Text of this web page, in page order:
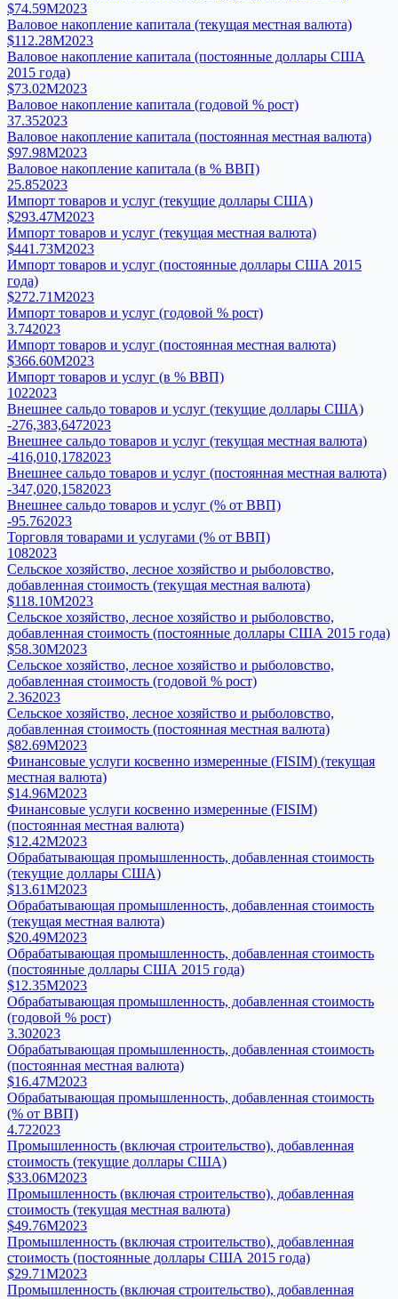
$74.59M2023
Валовое накопление капитала (текущая местная валюта)
$112.28M2023
Валовое накопление капитала (постоянные доллары США
2015 года)
$73.02M2023
Валовое накопление капитала (годовой % рост)
37.352023
Валовое накопление капитала (постоянная местная валюта)
$97.98M2023
Валовое накопление капитала (в % ВВП)
25.852023
Импорт товаров и услуг (текущие доллары США)
$293.47M2023
Импорт товаров и услуг (текущая местная валюта)
$441.73M2023
Импорт товаров и услуг (постоянные доллары США 2015
года)
$272.71M2023
Импорт товаров и услуг (годовой % рост)
3.742023
Импорт товаров и услуг (постоянная местная валюта)
$366.60M2023
Импорт товаров и услуг (в % ВВП)
1022023
Внешнее сальдо товаров и услуг (текущие доллары США)
-276,383,6472023
Внешнее сальдо товаров и услуг (текущая местная валюта)
-416,010,1782023
Внешнее сальдо товаров и услуг (постоянная местная валюта)
-347,020,1582023
Внешнее сальдо товаров и услуг (% от ВВП)
-95.762023
Торговля товарами и услугами (% от ВВП)
1082023
Сельское хозяйство, лесное хозяйство и рыболовство,
добавленная стоимость (текущая местная валюта)
$118.10M2023
Сельское хозяйство, лесное хозяйство и рыболовство,
добавленная стоимость (постоянные доллары США 2015 года)
$58.30M2023
Сельское хозяйство, лесное хозяйство и рыболовство,
добавленная стоимость (годовой % рост)
2.362023
Сельское хозяйство, лесное хозяйство и рыболовство,
добавленная стоимость (постоянная местная валюта)
$82.69M2023
Финансовые услуги косвенно измеренные (FISIM) (текущая
местная валюта)
$14.96M2023
Финансовые услуги косвенно измеренные (FISIM)
(постоянная местная валюта)
$12.42M2023
Обрабатывающая промышленность, добавленная стоимость
(текущие доллары США)
$13.61M2023
Обрабатывающая промышленность, добавленная стоимость
(текущая местная валюта)
$20.49M2023
Обрабатывающая промышленность, добавленная стоимость
(постоянные доллары США 2015 года)
$12.35M2023
Обрабатывающая промышленность, добавленная стоимость
(годовой % рост)
3.302023
Обрабатывающая промышленность, добавленная стоимость
(постоянная местная валюта)
$16.47M2023
Обрабатывающая промышленность, добавленная стоимость
(% от ВВП)
4.722023
Промышленность (включая строительство), добавленная
стоимость (текущие доллары США)
$33.06M2023
Промышленность (включая строительство), добавленная
стоимость (текущая местная валюта)
$49.76M2023
Промышленность (включая строительство), добавленная
стоимость (постоянные доллары США 2015 года)
$29.71M2023
Промышленность (включая строительство), добавленная